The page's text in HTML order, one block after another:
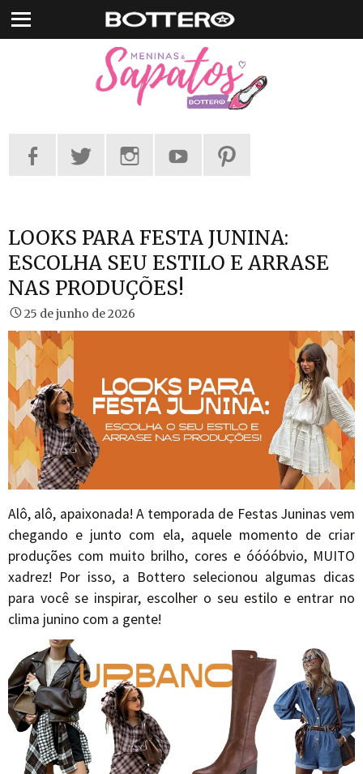
Pular
para
LOOKS PARA FESTA JUNINA:
ESCOLHA SEU ESTILO E ARRASE
NAS PRODUÇÕES!
25 de junho de 2026
Alô, alô, apaixonada! A temporada de Festas Juninas vem
chegando e junto com ela, aquele momento de criar
produções com muito brilho, cores e óóóóbvio, MUITO
xadrez! Por isso, a Bottero selecionou algumas dicas
para você se inspirar, escolher o seu estilo e entrar no
clima junino com a gente!